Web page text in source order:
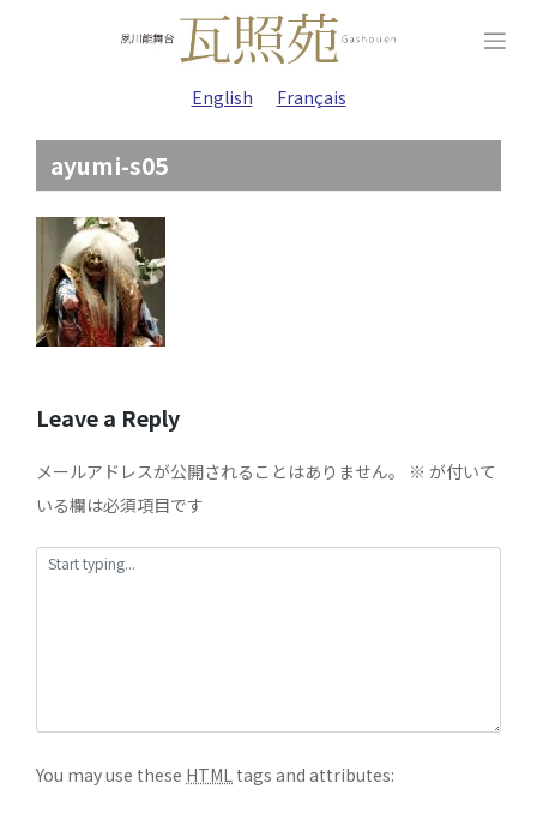
English Français
ayumi-s05
Leave a Reply
メールアドレスが公開されることはありません。 ※ が付いて
いる欄は必須項目です
You may use these HTML tags and attributes: